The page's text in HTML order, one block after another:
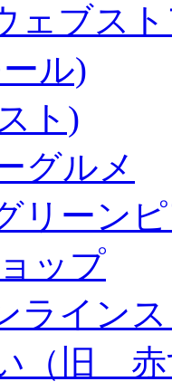
ェブス
ル)
ト)
グルメ
リーン
ップ
ライン
（旧 赤